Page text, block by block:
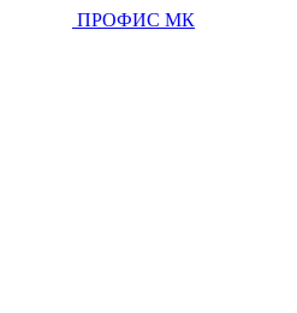
ПРОФИС МК